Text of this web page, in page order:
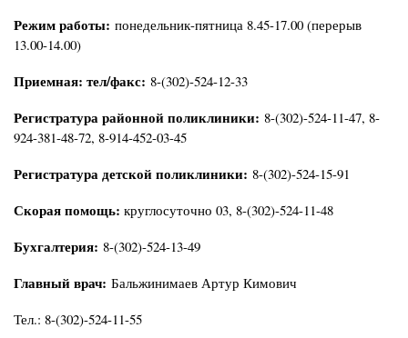
Режим работы: понедельник-пятница 8.45-17.00 (перерыв
13.00-14.00)
Приемная: тел/факс: 8-(302)-524-12-33
Регистратура районной поликлиники: 8-(302)-524-11-47, 8-
924-381-48-72, 8-914-452-03-45
Регистратура детской поликлиники: 8-(302)-524-15-91
Скорая помощь: круглосуточно 03, 8-(302)-524-11-48
Бухгалтерия: 8-(302)-524-13-49
Главный врач: Бальжинимаев Артур Кимович
Тел.: 8-(302)-524-11-55